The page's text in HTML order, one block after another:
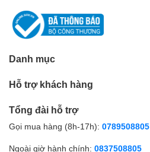
Danh mục
Hỗ trợ khách hàng
Tổng đài hỗ trợ
Gọi mua hàng (8h-17h): 0789508805
Ngoài giờ hành chính: 0837508805